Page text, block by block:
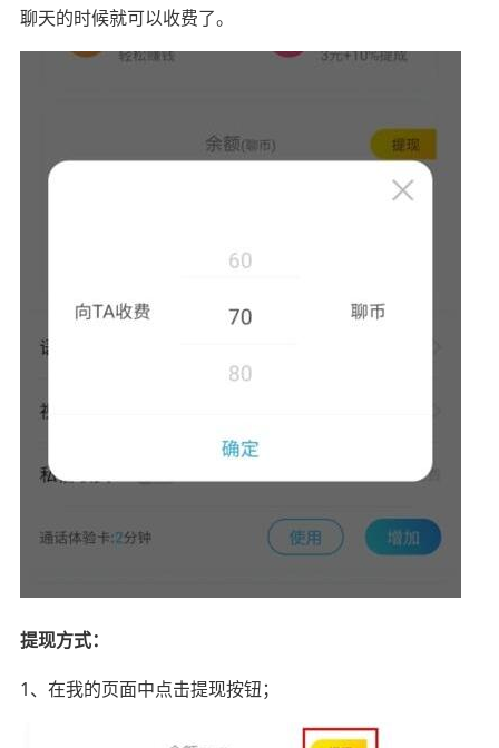
聊天的时候就可以收费了。
提现方式：
1、在我的页面中点击提现按钮；